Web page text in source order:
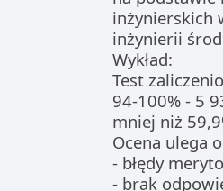
inżynierskich
inżynierii
Wykład:
Test
94-100% - 5
mniej niż
Ocena ulega
- błędy
- brak